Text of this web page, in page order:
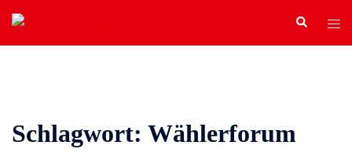
Zum
Inhalt
springen
Search
Schlagwort: Wählerforum